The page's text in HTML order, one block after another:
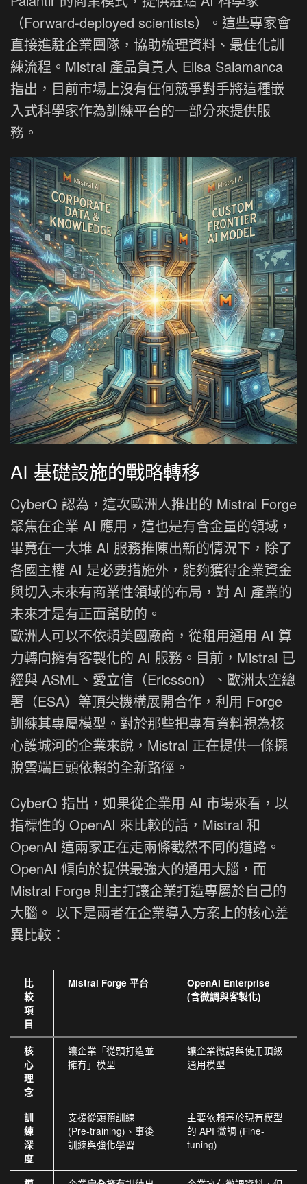
（Forward-deployed scientists）。這些專家會
直接進駐企業團隊，協助梳理資料、最佳化訓
練流程。Mistral 產品負責人 Elisa Salamanca
指出，目前市場上沒有任何競爭對手將這種嵌
入式科學家作為訓練平台的一部分來提供服
務。
AI 基礎設施的戰略轉移
CyberQ 認為，這次歐洲人推出的 Mistral Forge
聚焦在企業 AI 應用，這也是有含金量的領域，
畢竟在一大堆 AI 服務推陳出新的情況下，除了
各國主權 AI 是必要措施外，能夠獲得企業資金
與切入未來有商業性領域的布局，對 AI 產業的
未來才是有正面幫助的。
歐洲人可以不依賴美國廠商，從租用通用 AI 算
力轉向擁有客製化的 AI 服務。目前，Mistral 已
經與 ASML、愛立信（Ericsson）、歐洲太空總
署（ESA）等頂尖機構展開合作，利用 Forge
訓練其專屬模型。對於那些把專有資料視為核
心護城河的企業來說，Mistral 正在提供一條擺
脫雲端巨頭依賴的全新路徑。
CyberQ 指出，如果從企業用 AI 市場來看，以
指標性的 OpenAI 來比較的話，Mistral 和
OpenAI 這兩家正在走兩條截然不同的道路。
OpenAI 傾向於提供最強大的通用大腦，而
Mistral Forge 則主打讓企業打造專屬於自己的
大腦。 以下是兩者在企業導入方案上的核心差
異比較：
比
較
項
目
Mistral Forge 平台
OpenAI Enterprise
(含微調與客製化)
核
心
理
念
讓企業「從頭打造並
擁有」模型
讓企業微調與使用頂級
通用模型
訓
練
深
度
支援從頭預訓練
(Pre-training)、事後
訓練與強化學習
主要依賴基於現有模型
的 API 微調 (Fine-
tuning)